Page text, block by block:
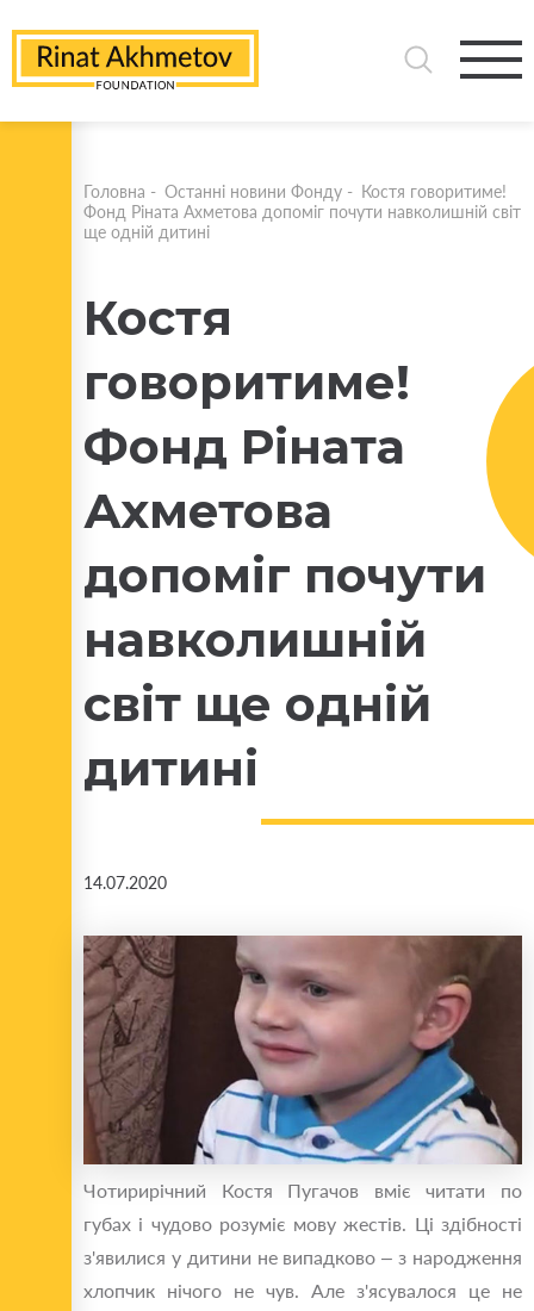
Головна - Останні новини Фонду - Костя говоритиме!
Фонд Ріната Ахметова допоміг почути навколишній світ
ще одній дитині
Костя
говоритиме!
Фонд Ріната
Ахметова
допоміг почути
навколишній
світ ще одній
дитині
14.07.2020
Чотирирічний Костя Пугачов вміє читати по
губах і чудово розуміє мову жестів. Ці здібності
з'явилися у дитини не випадково – з народження
хлопчик нічого не чув. Але з'ясувалося це не